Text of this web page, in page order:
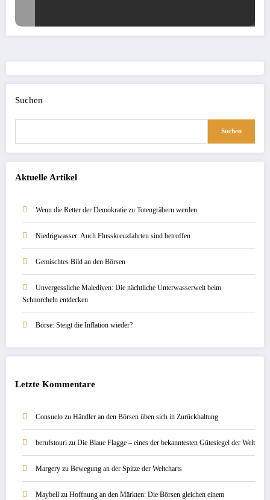
Suchen
Suchen
Aktuelle Artikel
Wenn die Retter der Demokratie zu Totengräbern werden
Niedrigwasser: Auch Flusskreuzfahrten sind betroffen
Gemischtes Bild an den Börsen
Unvergessliche Malediven: Die nächtliche Unterwasserwelt beim
Schnorcheln entdecken
Börse: Steigt die Inflation wieder?
Letzte Kommentare
Consuelo zu Händler an den Börsen üben sich in Zurückhaltung
berufstouri zu Die Blaue Flagge – eines der bekanntesten Gütesiegel der Welt
Margery zu Bewegung an der Spitze der Weltcharts
Maybell zu Hoffnung an den Märkten: Die Börsen gleichen einem